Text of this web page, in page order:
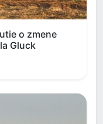
o zmene
Gluck